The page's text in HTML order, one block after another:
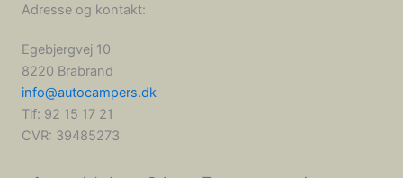
Adresse og kontakt:
Egebjergvej 10
8220 Brabrand
info@autocampers.dk
Tlf: 92 15 17 21
CVR: 39485273